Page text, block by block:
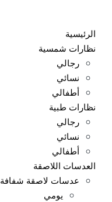
contentالرئيسية
نظارات شمسية
رجالي
نسائي
أطفالي
نظارات طبية
رجالي
نسائي
أطفالي
العدسات اللاصقة
عدسات لاصقة شفافة
يومي